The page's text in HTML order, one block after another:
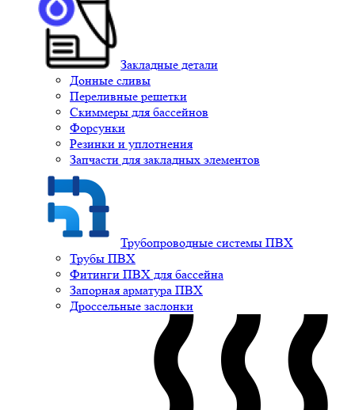
Закладные детали
Донные сливы
Переливные решетки
Скиммеры для бассейнов
Форсунки
Резинки и уплотнения
Запчасти для закладных элементов
Трубопроводные системы ПВХ
Трубы ПВХ
Фитинги ПВХ для бассейна
Запорная арматура ПВХ
Дроссельные заслонки